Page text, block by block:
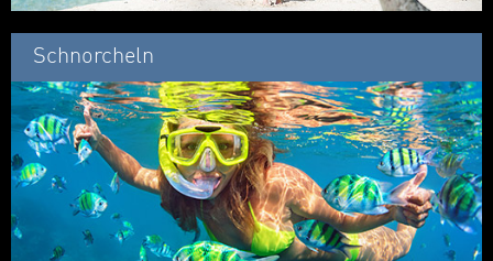
Schnorcheln